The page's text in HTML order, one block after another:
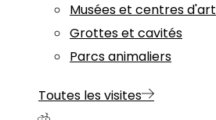
Musées et centres d'art
Grottes et cavités
Parcs animaliers
Toutes les visites